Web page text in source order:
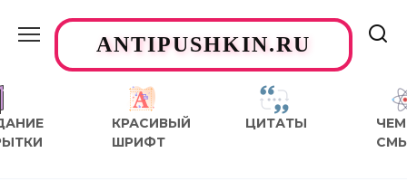
содержаниюANTIPUSHKIN.RU
КРАСИВЫЙ
ШРИФТ
ЦИТАТЫ
ЧЕМ